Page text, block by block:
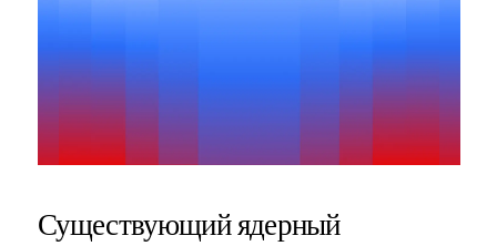
Существующий ядерный